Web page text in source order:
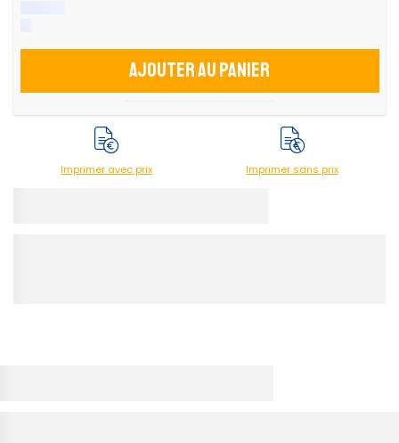
Ajouter au panier
Imprimer avec prix Imprimer sans prix